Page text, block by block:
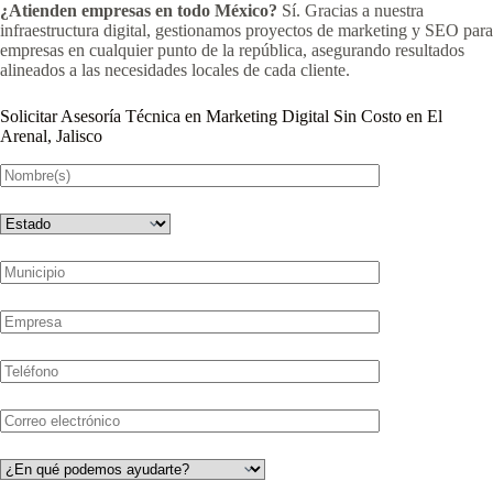
¿Atienden empresas en todo México? Sí. Gracias a nuestra
infraestructura digital, gestionamos proyectos de marketing y SEO para
empresas en cualquier punto de la república, asegurando resultados
alineados a las necesidades locales de cada cliente.
Solicitar Asesoría Técnica en Marketing Digital Sin Costo en El
Arenal, Jalisco